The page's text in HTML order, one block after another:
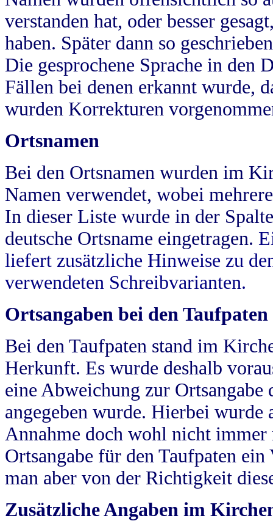
verstanden hat, oder besser
haben. Später dann so
Die gesprochene Sprache in
Fällen bei denen erkannt wurde,
wurden Korrekturen
Ortsnamen
Bei den Ortsnamen wurden im
Namen verwendet, wobei
In dieser Liste wurde in der
deutsche Ortsname eingetragen.
liefert zusätzliche Hinweise zu
verwendeten Schreibvarianten.
Ortsangaben bei den Taufpaten
Bei den Taufpaten stand im
Herkunft. Es wurde deshalb
eine Abweichung zur
angegeben wurde. Hierbei wurde
Annahme doch wohl nicht
Ortsangabe für den Taufpaten
man aber von der Richtigkeit
Zusätzliche Angaben im